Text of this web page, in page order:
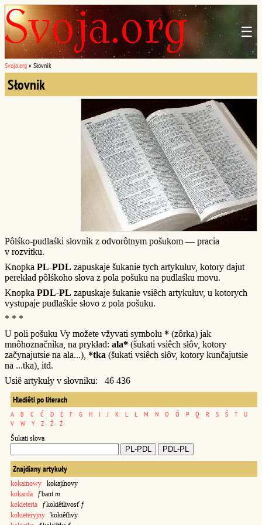
☰
Svoja.org » Słovnik
Słovnik
Pôlśko-pudlaśki słovnik z odvorôtnym pošukom — pracia
v rozvitku.
Knopka PL-PDL zapuskaje šukanie tych artykułuv, kotory dajut
perekład pôlśkoho słova z pola pošuku na pudlaśku movu.
Knopka PDL-PL zapuskaje šukanie vsiêch artykułuv, u kotorych
vystupaje pudlaśkie słovo z pola pošuku.
* * *
U poli pošuku Vy možete vžyvati symbolu * (zôrka) jak
mnôhoznačnika, na prykład: ala* (šukati vsiêch słôv, kotory
začynajutsie na ala...), *tka (šukati vsiêch słôv, kotory kunčajutsie
na ...tka), itd.
Usiê artykuły v słovniku: 46 436
Hlediêti po literach
A B C Ć D E F G H I J K L Ł M N O Ó P Q R S Ś T
U
V
W Y Z Ź Ż
Šukati słova
Znajdiany artykuły
kokainowy kokajínovy
kokarda
fbant m
kokieteria
fkokiêtlivosť f
kokieteryjny kokiêtlivy